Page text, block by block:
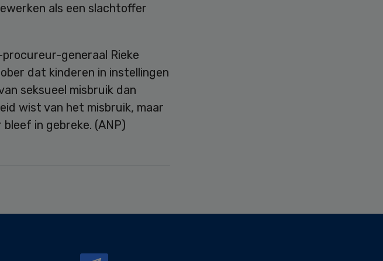
als een slachtoffer
generaal Rieke
dat kinderen in instellingen
seksueel misbruik dan
wist van het misbruik, maar
in gebreke. (ANP)